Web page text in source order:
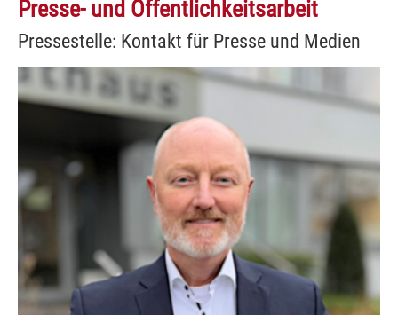
Presse- und Öffentlichkeitsarbeit
Pressestelle: Kontakt für Presse und Medien
Show larger version for: